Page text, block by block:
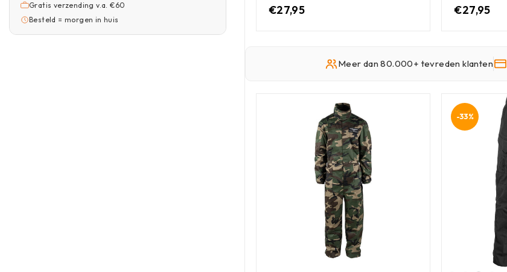
Gratis verzending v.a. €60
Besteld = morgen in huis
€27,95 €27,95
Meer dan 80.000+ tevreden klanten
-33%